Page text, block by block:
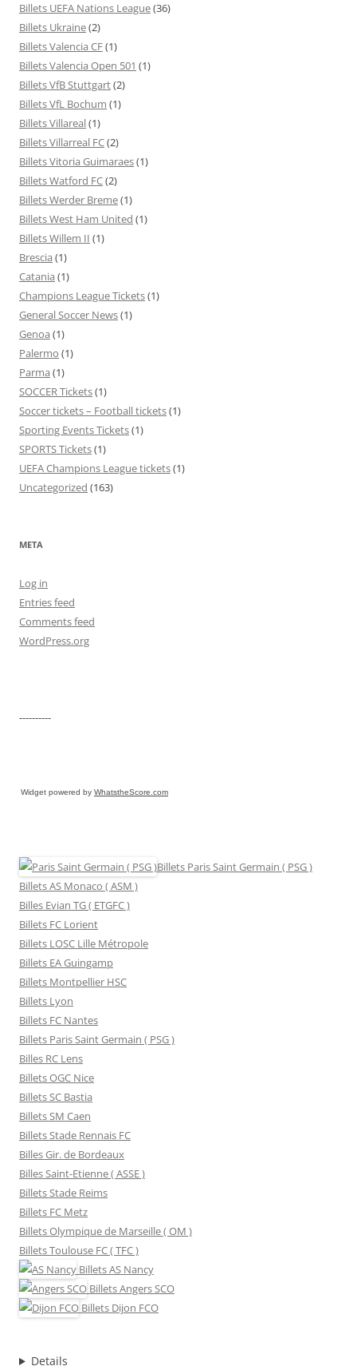
Billets UEFA Nations League(36)
Billets Ukraine(2)
Billets Valencia CF(1)
Billets Valencia Open 501 (1)
Billets VfB Stuttgart(2)
Billets VfL Bochum (1)
Billets Villareal(1)
Billets Villarreal FC(2)
Billets Vitoria Guimaraes(1)
Billets Watford FC(2)
Billets Werder Breme(1)
Billets West Ham United (1)
Billets Willem II (1)
Brescia (1)
Catania (1)
Champions League Tickets(1)
General Soccer News(1)
Genoa (1)
Palermo (1)
Parma (1)
SOCCER Tickets(1)
Soccer tickets – Football tickets(1)
Sporting Events Tickets(1)
SPORTS Tickets(1)
UEFA Champions League tickets(1)
Uncategorized (163)
META
Log in
Entries feed
Comments feed
WordPress.org
----------
Widget powered by WhatstheScore.com
Billets Paris Saint Germain ( PSG )
Billets AS Monaco ( ASM )
Billes Evian TG ( ETGFC )
Billets FC Lorient
Billets LOSC Lille Métropole
Billets EA Guingamp
Billets Montpellier HSC
Billets Lyon
Billets FC Nantes
Billets Paris Saint Germain ( PSG )
Billes RC Lens
Billets OGC Nice
Billets SC Bastia
Billets SM Caen
Billets Stade Rennais FC
Billes Gir. de Bordeaux
Billes Saint-Etienne ( ASSE )
Billets Stade Reims
Billets FC Metz
Billets Olympique de Marseille ( OM )
Billets Toulouse FC ( TFC )
BilletsAS Nancy
BilletsAngers SCO
Billets Dijon FCO
Details